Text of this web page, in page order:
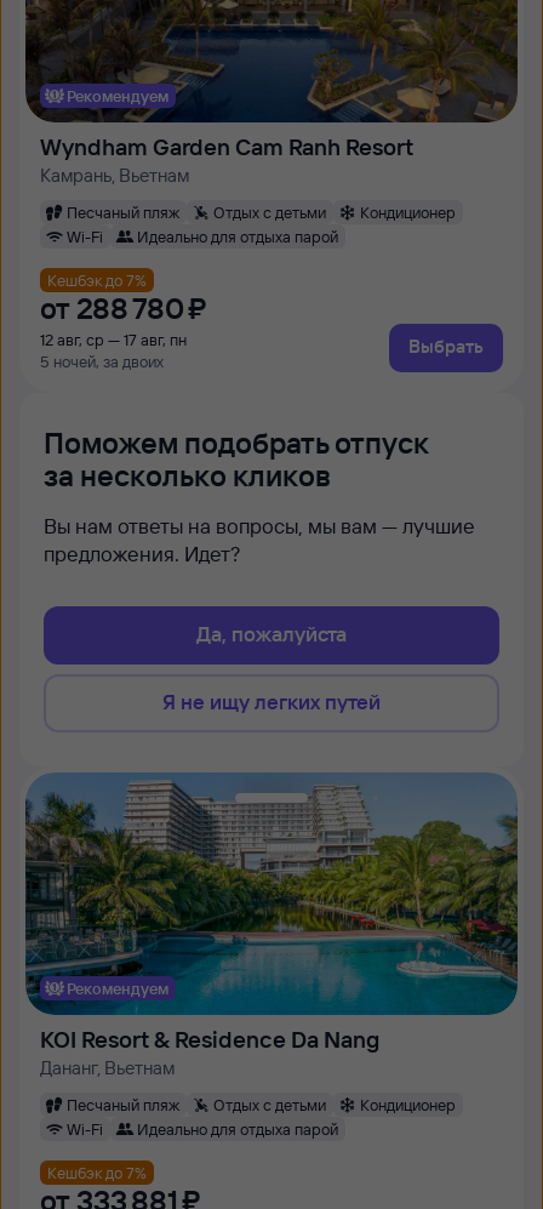
Рекомендуем
Wyndham Garden Cam Ranh Resort
Камрань, Вьетнам
Песчаный пляж Отдых с детьми
Кондиционер
Wi-Fi
Идеально для отдыха парой
Кешбэк до 7%
от 288 ⁠780 ⁠₽
12 авг, ср — 17 авг, пн
5 ночей, за двоих
Выбрать
Поможем подобрать отпуск
за несколько кликов
Вы нам ответы на вопросы, мы вам — лучшие
предложения. Идет?
Да, пожалуйста
Я не ищу легких путей
Рекомендуем
KOI Resort & Residence Da Nang
Дананг, Вьетнам
Песчаный пляж Отдых с детьми
Кондиционер
Wi-Fi
Идеально для отдыха парой
Кешбэк до 7%
от 333 ⁠881 ⁠₽